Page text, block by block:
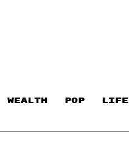
WEALTH POP LIFE